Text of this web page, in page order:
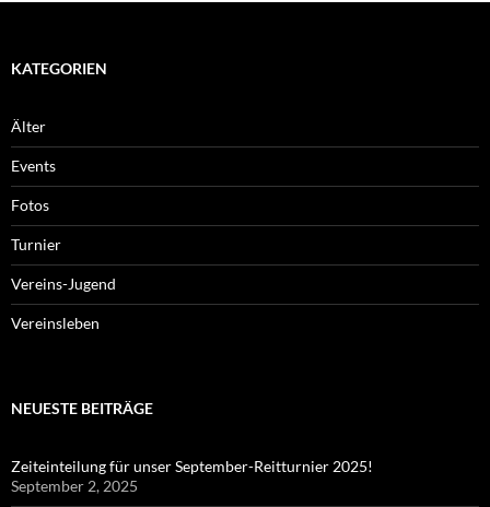
KATEGORIEN
Älter
Events
Fotos
Turnier
Vereins-Jugend
Vereinsleben
NEUESTE BEITRÄGE
Zeiteinteilung für unser September-Reitturnier 2025!
September 2, 2025